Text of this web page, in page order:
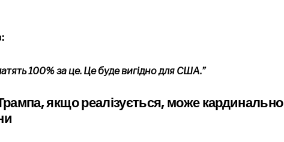
100% за це. Це буде вигідно для США.”
якщо реалізується, може кардинально